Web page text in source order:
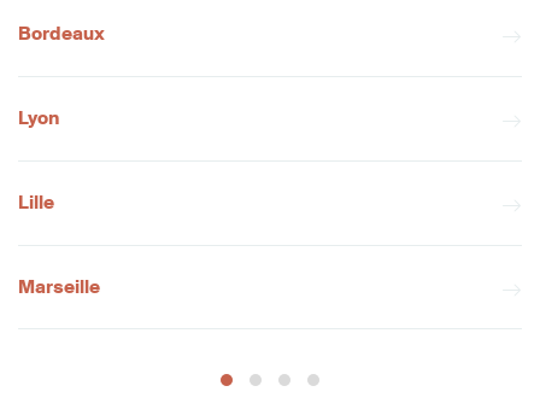
Bordeaux
Lyon
Lille
Marseille